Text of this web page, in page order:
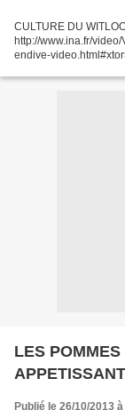
CULTURE DU
http://www.ina.fr/
endive-
LES
Publié le 26/10/2013